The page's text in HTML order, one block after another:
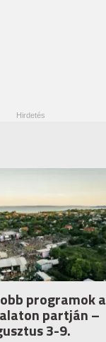
programok a
partján –
3-9.